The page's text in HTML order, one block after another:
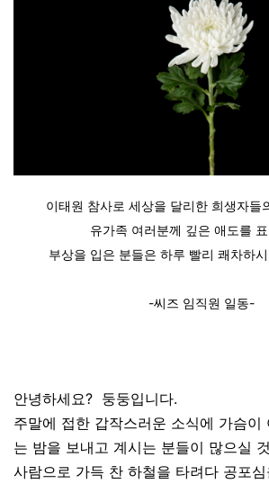
이태원 참사로 세상을 달리한 희생자들
유가족 여러분께 깊은 애도를
부상을 입은 분들은 하루 빨리 쾌차하
-씨즈 임직원 일동-
안녕하세요? 둥둥입니다.
주말에 접한 갑작스러운 소식에 가슴이
는 밤을 보내고 계시는 분들이 많으실
사람으로 가득 찬 하철을 타려다 공포